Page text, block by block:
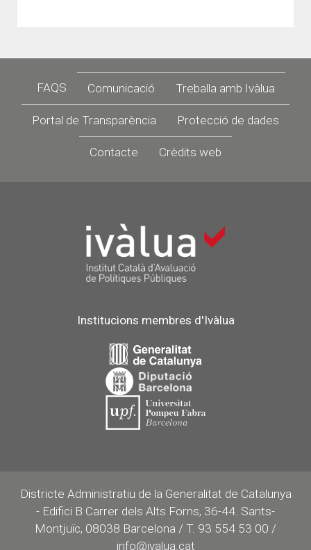
Footer
FAQS Comunicació Treballa amb Ivàlua
Portal de Transparència Protecció de dades
Contacte Crèdits web
Institucions membres d'Ivàlua
Districte Administratiu de la Generalitat de Catalunya
- Edifici B Carrer dels Alts Forns, 36-44. Sants-
Montjuïc, 08038 Barcelona / T. 93 554 53 00 /
info@ivalua.cat